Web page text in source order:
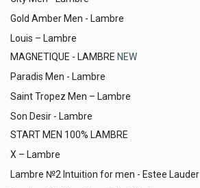
Gold Amber Men - Lambre
Louis – Lambre
MAGNETIQUE - LAMBRE NEW
Paradis Men - Lambre
Saint Tropez Men – Lambre
Son Desir - Lambre
START MEN 100% LAMBRE
X – Lambre
Lambre №2 Intuition for men - Estee Lauder